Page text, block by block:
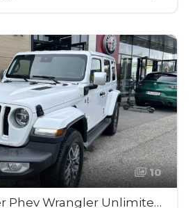
10
JEEP Wrangler Phev Wrangler Unlimited Phev Sahara